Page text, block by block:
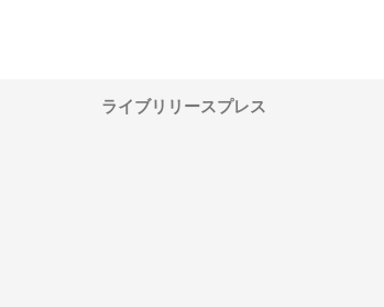
ライブリリースプレス